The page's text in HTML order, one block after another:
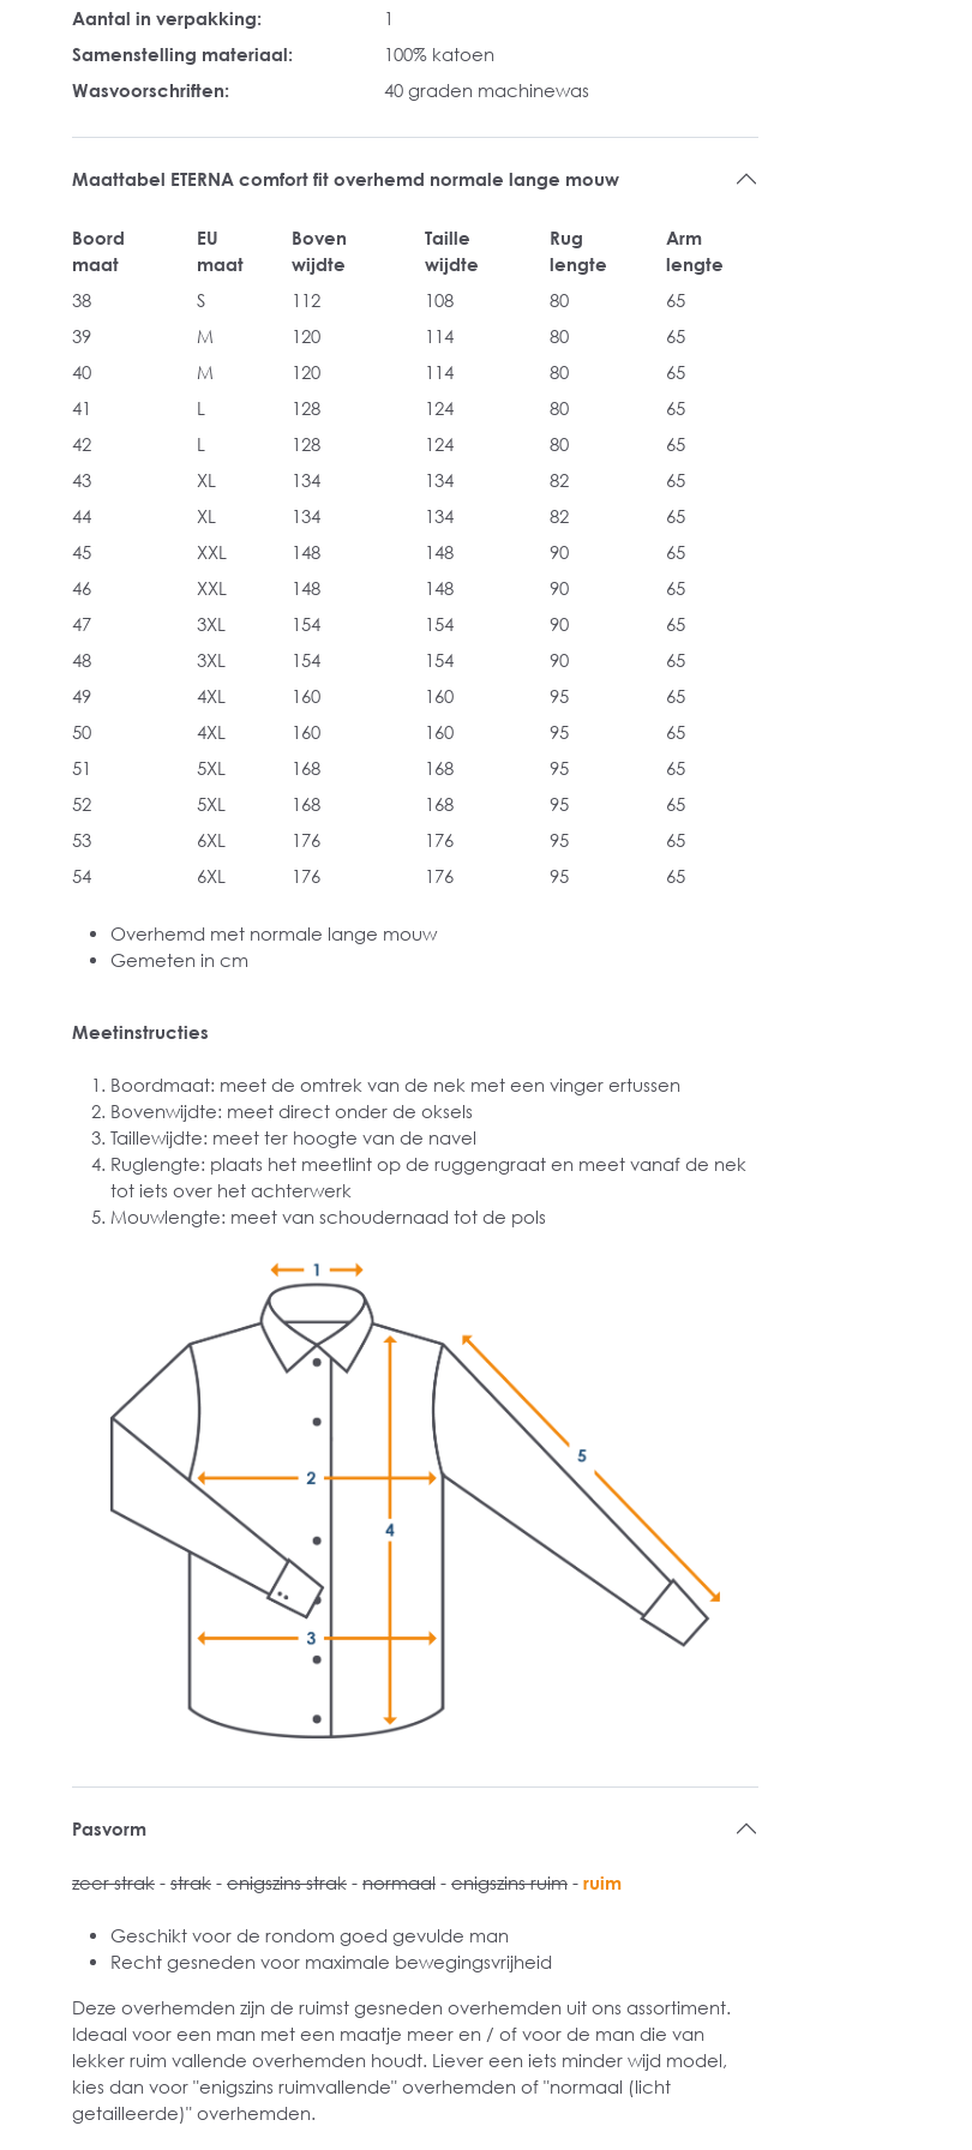
Aantal in verpakking:
1
Samenstelling materiaal:
100% katoen
Wasvoorschriften:
40 graden machinewas
Maattabel ETERNA comfort fit overhemd normale lange mouw
Boord
maat
EU
maat
Boven
wijdte
Taille
wijdte
Rug
lengte
Arm
lengte
38
S 112 108 80
65
39
M 120 114 80
65
40
M 120 114 80
65
41
L 128 124 80
65
42
L 128 124 80
65
43
XL 134 134 82
65
44
XL 134 134 82
65
45
XXL 148 148 90
65
46
XXL 148 148 90
65
47
3XL 154 154 90
65
48
3XL 154 154 90
65
49
4XL 160 160 95
65
50
4XL 160 160 95
65
51
5XL 168 168 95
65
52
5XL 168 168 95
65
53
6XL 176 176 95
65
54
6XL 176 176 95 65
Overhemd met normale lange mouw
Gemeten in cm
Meetinstructies
Boordmaat: meet de omtrek van de nek met een vinger ertussen
Bovenwijdte: meet direct onder de oksels
Taillewijdte: meet ter hoogte van de navel
Ruglengte: plaats het meetlint op de ruggengraat en meet vanaf de nek
tot iets over het achterwerk
Mouwlengte: meet van schoudernaad tot de pols
Pasvorm
zeer strak - strak - enigszins strak - normaal - enigszins ruim - ruim
Geschikt voor de rondom goed gevulde man
Recht gesneden voor maximale bewegingsvrijheid
Deze overhemden zijn de ruimst gesneden overhemden uit ons assortiment.
Ideaal voor een man met een maatje meer en / of voor de man die van
lekker ruim vallende overhemden houdt. Liever een iets minder wijd model,
kies dan voor "enigszins ruimvallende" overhemden of "normaal (licht
getailleerde)" overhemden.